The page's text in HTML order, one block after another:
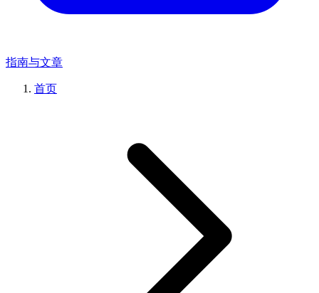
指南与文章
首页